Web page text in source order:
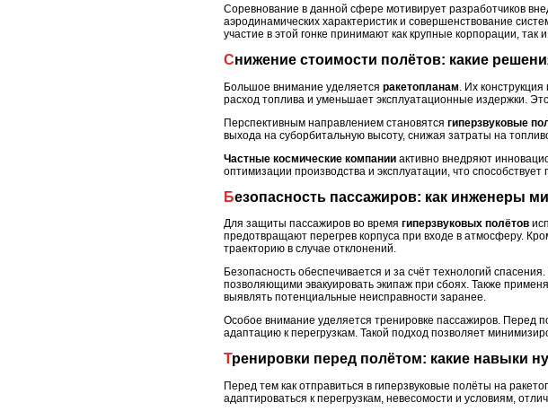
Соревнование в данной сфере мотивирует разработчиков
аэродинамических характеристик и совершенствование
участие в этой гонке принимают как крупные корпорации,
Снижение стоимости полётов: какие
Большое внимание уделяется ракетопланам . Их
расход топлива и уменьшает эксплуатационные издержки.
Перспективным направлением становятся гиперзвуковые
выхода на суборбитальную высоту, снижая затраты на
Частные космические компании активно внедряют
оптимизации производства и эксплуатации, что
Безопасность пассажиров: как инженеры
Для защиты пассажиров во время гиперзвуковых полётов
предотвращают перегрев корпуса при входе в атмосферу.
траекторию в случае отклонений.
Безопасность обеспечивается и за счёт технологий
позволяющими эвакуировать экипаж при сбоях. Также
выявлять потенциальные неисправности заранее.
Особое внимание уделяется тренировке пассажиров. Перед
адаптацию к перегрузкам. Такой подход позволяет
Тренировки перед полётом: какие навыки
Перед тем как отправиться в гиперзвуковые полёты на
адаптироваться к перегрузкам, невесомости и условиям,